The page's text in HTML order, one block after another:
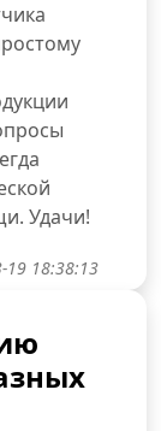
Удачи!
19 18:38:13